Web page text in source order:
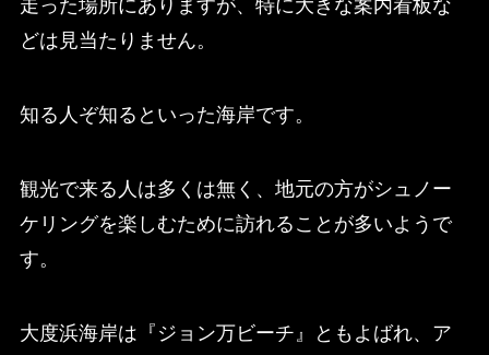
走った場所にありますが、特に大きな案内看板な
どは見当たりません。
知る人ぞ知るといった海岸です。
観光で来る人は多くは無く、地元の方がシュノー
ケリングを楽しむために訪れることが多いようで
す。
大度浜海岸は『ジョン万ビーチ』ともよばれ、ア